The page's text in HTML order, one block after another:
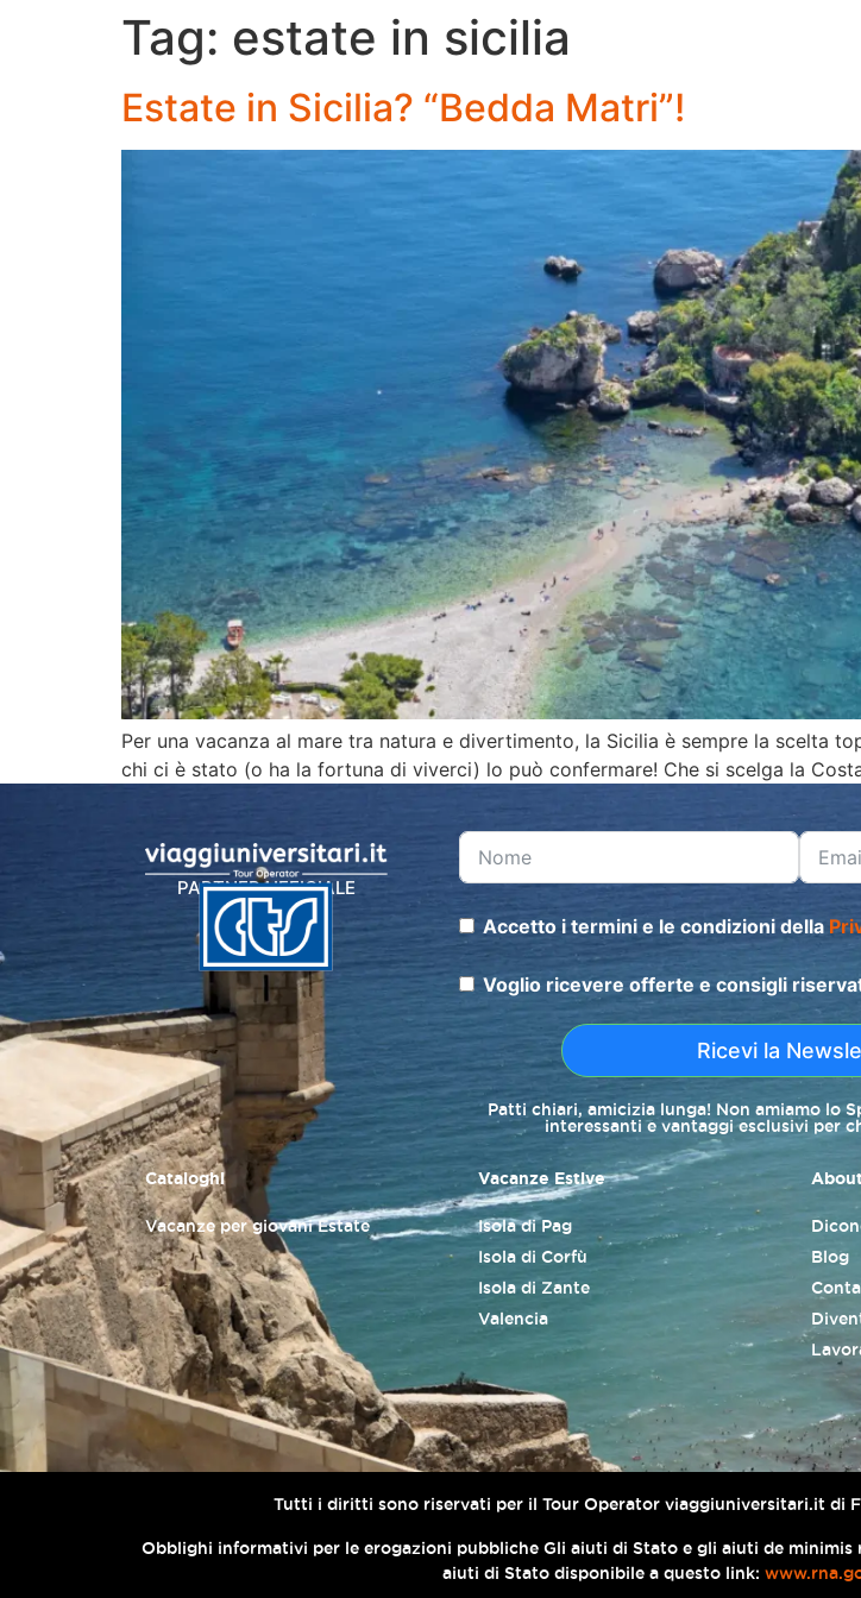
Tag: estate in sicilia
Estate in Sicilia? “Bedda Matri”!
Per una vacanza al mare tra natura e divertimento, la Sicilia è sempre la scelta
chi ci è stato (o ha la fortuna di viverci) lo può confermare! Che si scelga la
PARTNER UFFICIALE
Accetto i termini e le condizioni della
Voglio ricevere offerte e consigli
Ricevi la
Patti chiari, amicizia lunga! Non amiamo lo
interessanti e vantaggi esclusivi per
Cataloghi
Vacanze per giovani Estate
Vacanze Estive
Isola di Pag
Isola di Corfù
Isola di Zante
Valencia
Blog
Tutti i diritti sono riservati per il Tour Operator viaggiuniversitari.it di
Obblighi informativi per le erogazioni pubbliche Gli aiuti di Stato e gli aiuti de
aiuti di Stato disponibile a questo link: